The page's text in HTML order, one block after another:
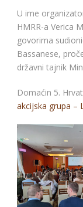
U ime
HMRR-a Verica
govorima
Bassanese,
državni tajnik
Domaćin 5.
akcijska grupa –